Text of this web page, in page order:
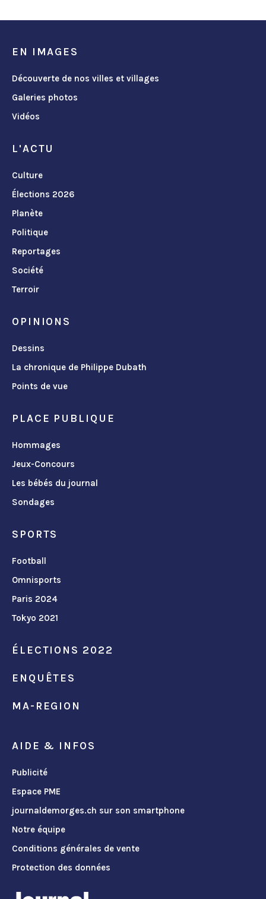
EN IMAGES
Découverte de nos villes et villages
Galeries photos
Vidéos
L'ACTU
Culture
Élections 2026
Planète
Politique
Reportages
Société
Terroir
OPINIONS
Dessins
La chronique de Philippe Dubath
Points de vue
PLACE PUBLIQUE
Hommages
Jeux-Concours
Les bébés du journal
Sondages
SPORTS
Football
Omnisports
Paris 2024
Tokyo 2021
ÉLECTIONS 2022
ENQUÊTES
MA-REGION
AIDE & INFOS
Publicité
Espace PME
journaldemorges.ch sur son smartphone
Notre équipe
Conditions générales de vente
Protection des données